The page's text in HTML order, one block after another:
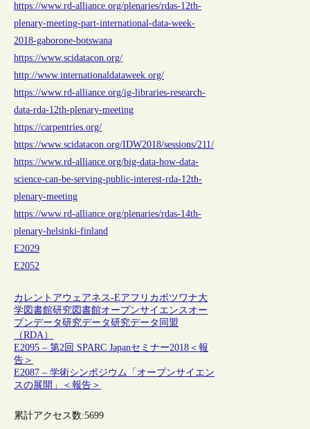
https://www.rd-alliance.org/plenaries/rdas-12th-
plenary-meeting-part-international-data-week-
2018-gaborone-botswana
https://www.scidatacon.org/
http://www.internationaldataweek.org/
https://www.rd-alliance.org/ig-libraries-research-
data-rda-12th-plenary-meeting
https://carpentries.org/
https://www.scidatacon.org/IDW2018/sessions/211/
https://www.rd-alliance.org/big-data-how-data-
science-can-be-serving-public-interest-rda-12th-
plenary-meeting
https://www.rd-alliance.org/plenaries/rdas-14th-
plenary-helsinki-finland
E2029
E2052
カレントアウェアネス-Eアフリカボツワナ大
学図書館研究図書館オープンサイエンス オー
プンデータ研究データ研究データ同盟
（RDA）
E2095 – 第2回 SPARC Japanセミナー2018＜報
告＞
E2087 – 学術シンポジウム「オープンサイエン
スの展開」＜報告＞
累計アクセス数:5699